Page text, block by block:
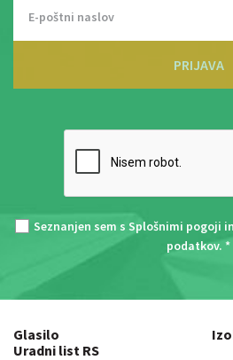
PRIJAVA
Seznanjen sem s Splošnimi pogoji
podatkov. *
Glasilo
Uradni list RS